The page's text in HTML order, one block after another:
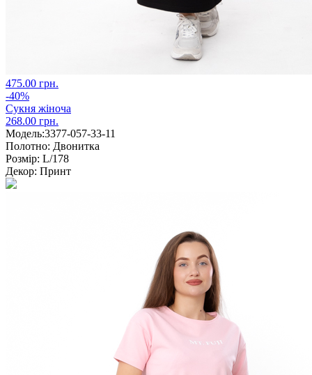
475.00 грн.
-40%
Сукня жіноча
268.00 грн.
Модель:3377-057-33-11
Полотно: Двонитка
Розмір: L/178
Декор: Принт